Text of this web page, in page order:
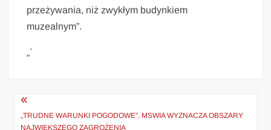
przeżywania, niż zwykłym budynkiem
muzealnym”.
„`
Nawigacja
wpisu
„TRUDNE WARUNKI POGODOWE”. MSWIA WYZNACZA OBSZARY
NAJWIĘKSZEGO ZAGROŻENIA